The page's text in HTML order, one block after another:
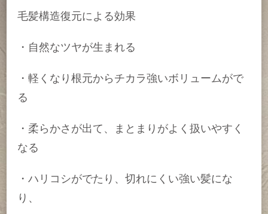
毛髪構造復元による効果
・自然なツヤが生まれる
・軽くなり根元からチカラ強いボリュームがで
る
・柔らかさが出て、まとまりがよく扱いやすく
なる
・ハリコシがでたり、切れにくい強い髪にな
り、